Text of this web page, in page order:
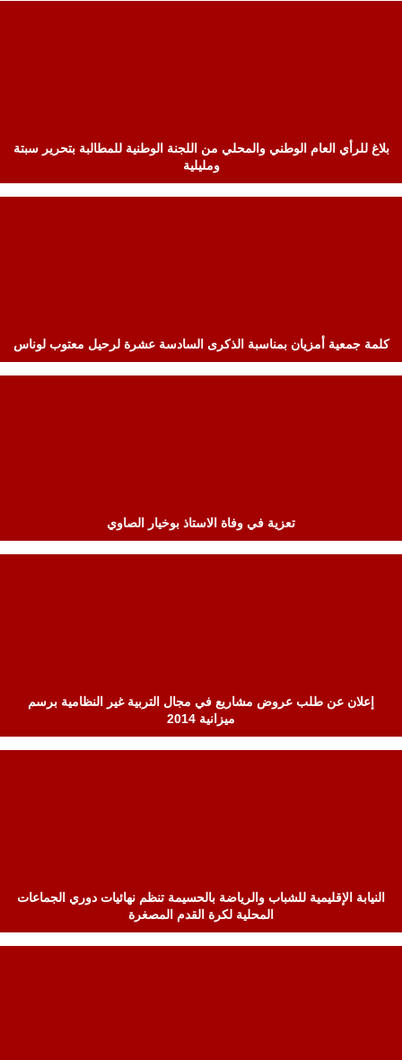
بلاغ للرأي العام الوطني والمحلي من اللجنة الوطنية للمطالبة بتحرير سبتة
ومليلية
كلمة جمعية أمزيان بمناسبة الذكرى السادسة عشرة لرحيل معتوب لوناس
تعزية في وفاة الاستاذ بوخيار الصاوي
إعلان عن طلب عروض مشاريع في مجال التربية غير النظامية برسم
ميزانية 2014
النيابة الإقليمية للشباب والرياضة بالحسيمة تنظم نهائيات دوري الجماعات
المحلية لكرة القدم المصغرة